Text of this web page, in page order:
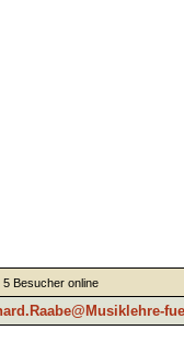
Besucher online